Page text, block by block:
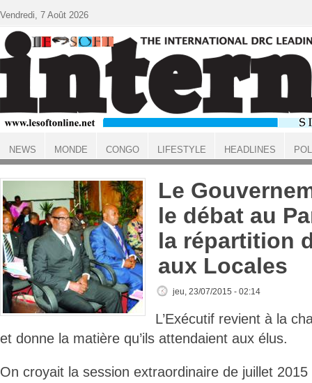
ACCUEIL
Le
le débat au
la répartition
aux Locales
jeu, 23/07/2015 - 02:14
L’Exécutif revient à la
et donne la matière qu’ils attendaient aux élus.
On croyait la session extraordinaire de juillet
Vendredi, 7 Août 2026
NEWS MONDE CONGO LIFESTYLE HEADLINES